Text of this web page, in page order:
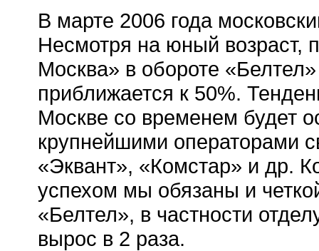
В марте 2006 года
Несмотря на юный возраст,
Москва» в обороте
приближается к 50%.
Москве со временем будет
крупнейшими операторами
«Эквант», «Комстар» и др.
успехом мы обязаны и
«Белтел», в частности
вырос в 2 раза.